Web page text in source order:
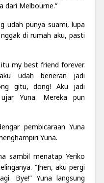
dari Melbourne.”
udah punya suami, lupa
di rumah aku, pasti
itu my best friend forever.
udah beneran jadi
gitu, dong! Aku jadi
Yuna. Mereka pun
pembicaraan Yuna
Yuna.
sambil menatap Yeriko
“Jhen, aku pergi
Bye!” Yuna langsung